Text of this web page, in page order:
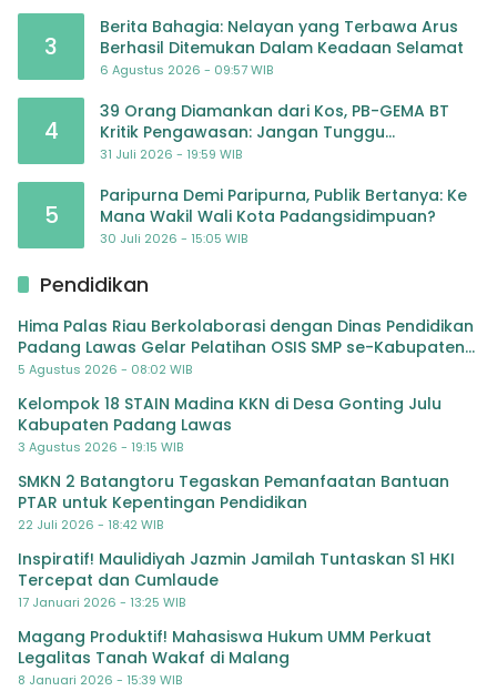
3
Berita Bahagia: Nelayan yang Terbawa Arus
Berhasil Ditemukan Dalam Keadaan Selamat
6 Agustus 2026 - 09:57 WIB
4
39 Orang Diamankan dari Kos, PB-GEMA BT
Kritik Pengawasan: Jangan Tunggu
Masyarakat Bergerak Baru Negara Bertindak
31 Juli 2026 - 19:59 WIB
5
Paripurna Demi Paripurna, Publik Bertanya: Ke
Mana Wakil Wali Kota Padangsidimpuan?
30 Juli 2026 - 15:05 WIB
Pendidikan
Hima Palas Riau Berkolaborasi dengan Dinas Pendidikan
Padang Lawas Gelar Pelatihan OSIS SMP se-Kabupaten
Padang Lawas
5 Agustus 2026 - 08:02 WIB
Kelompok 18 STAIN Madina KKN di Desa Gonting Julu
Kabupaten Padang Lawas
3 Agustus 2026 - 19:15 WIB
SMKN 2 Batangtoru Tegaskan Pemanfaatan Bantuan
PTAR untuk Kepentingan Pendidikan
22 Juli 2026 - 18:42 WIB
Inspiratif! Maulidiyah Jazmin Jamilah Tuntaskan S1 HKI
Tercepat dan Cumlaude
17 Januari 2026 - 13:25 WIB
Magang Produktif! Mahasiswa Hukum UMM Perkuat
Legalitas Tanah Wakaf di Malang
8 Januari 2026 - 15:39 WIB